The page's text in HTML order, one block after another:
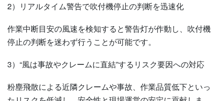
2）リアルタイム警告で吹付機停止の判断を迅速化
作業中断目安の風速を検知すると警告灯が作動し、吹付機
停止の判断を迷わず行うことが可能です。
3）“風は事故やクレームに直結”するリスク要因への対応
粉塵飛散による近隣クレームや事故、作業品質低下といっ